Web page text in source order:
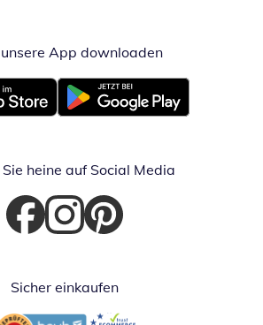
unsere App downloadenÖffnet in
Fenster
Öffnet in neuem Fenster
heine auf Social Media
Öffnet in neuem Fenster
Öffnet in neuem Fenster
Öffnet in neuem Fenster
Sicher einkaufen